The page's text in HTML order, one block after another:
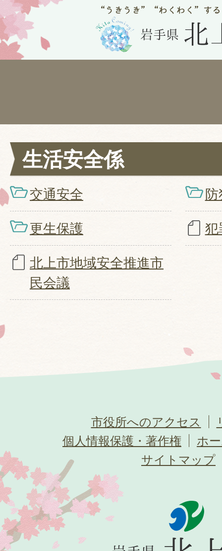
生活安全係
交通安全 防
更生保護 犯
北上市地域安全推進市
民会議
市役所へのアクセス
個人情報保護・著作権
ホ
サイトマップ